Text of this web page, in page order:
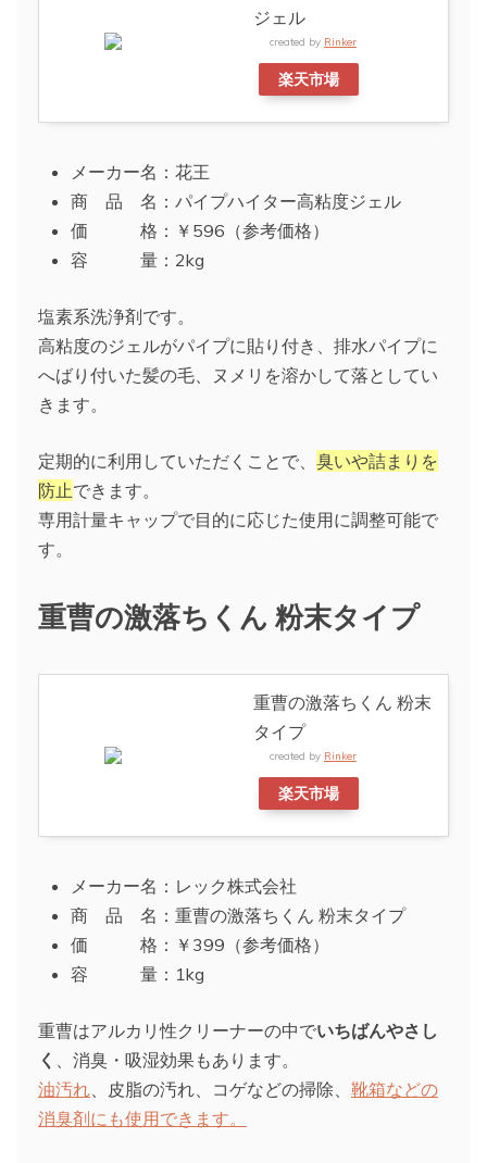
ジェル
created by Rinker
楽天市場
メーカー名：花王
商 品 名：パイプハイター高粘度ジェル
価 格：￥596（参考価格）
容 量：2kg
塩素系洗浄剤です。
高粘度のジェルがパイプに貼り付き、排水パイプに
へばり付いた髪の毛、ヌメリを溶かして落としてい
きます。
定期的に利用していただくことで、 臭いや詰まりを
防止できます。
専用計量キャップで目的に応じた使用に調整可能で
す。
重曹の激落ちくん 粉末タイプ
重曹の激落ちくん 粉末
タイプ
created by Rinker
楽天市場
メーカー名：レック株式会社
商 品 名：重曹の激落ちくん 粉末タイプ
価 格：￥399（参考価格）
容 量：1kg
重曹はアルカリ性クリーナーの中でいちばんやさし
く
、消臭・吸湿効果もあります。
油汚れ 、皮脂の汚れ、コゲなどの掃除、 靴箱などの
消臭剤にも使用できます。